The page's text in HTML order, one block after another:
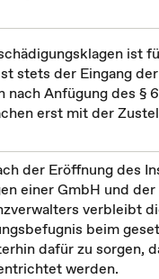
ist
stets der Eingang
nach Anfügung des §
erst mit der
der Eröffnung des
einer GmbH und
verbleibt
beim
dafür zu sorgen,
werden.